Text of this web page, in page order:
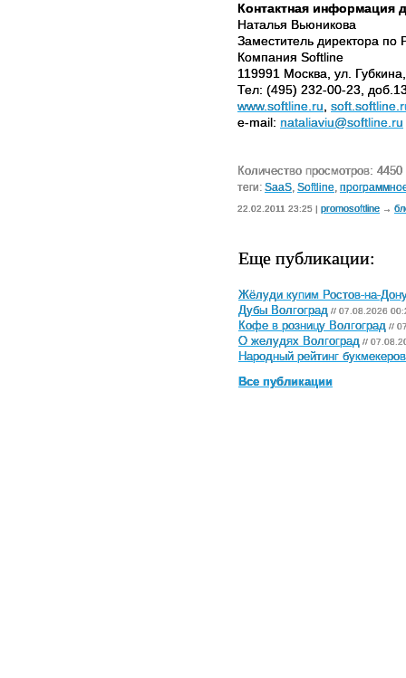
Контактная информация
Наталья Вьюникова
Заместитель директора по
Компания Softline
119991 Москва, ул.
Тел: (495) 232-00-23,
www.softline.ru
e-mail: nataliaviu@softline.ru
Количество просмотров: 4450
теги: SaaS Softline
22.02.2011 23:25 | promosoftline →
Еще публикации:
Жёлуди купим Ростов-на-
Дубы Волгоград // 07.08.2026
Кофе в розницу Волгоград //
О желудях Волгоград //
Народный рейтинг
Все публикации